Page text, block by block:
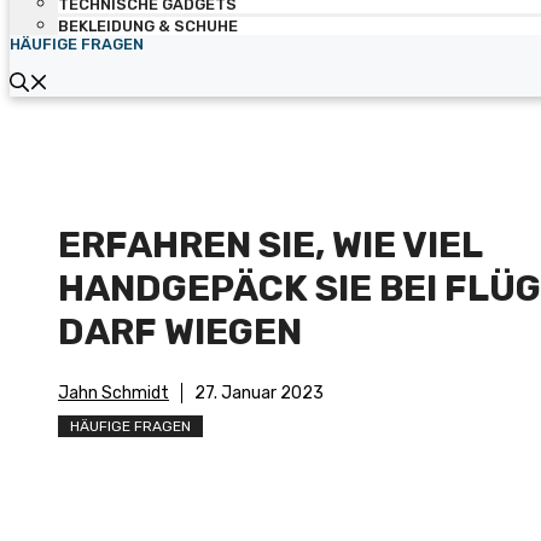
TECHNISCHE GADGETS
BEKLEIDUNG & SCHUHE
HÄUFIGE FRAGEN
ERFAHREN SIE, WIE VIEL
HANDGEPÄCK SIE BEI
DARF WIEGEN
Jahn Schmidt 27. Januar 2023
HÄUFIGE FRAGEN